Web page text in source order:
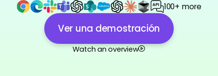
100+ more
Ver una demostración
Watch an overview